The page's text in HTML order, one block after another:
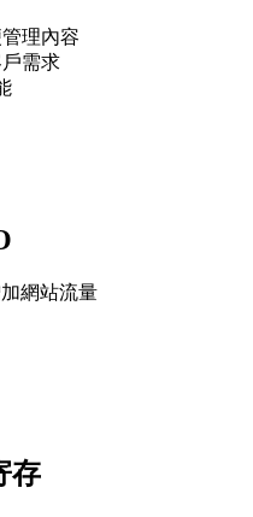
理內容
需求
網站流量
存